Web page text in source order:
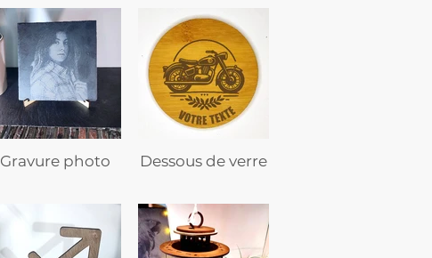
Gravure photo Dessous de verre